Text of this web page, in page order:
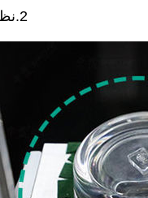
2.نظام التفريغ الأوتوماتيكي: